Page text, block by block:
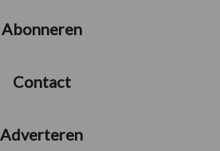
Abonneren
Contact
Adverteren